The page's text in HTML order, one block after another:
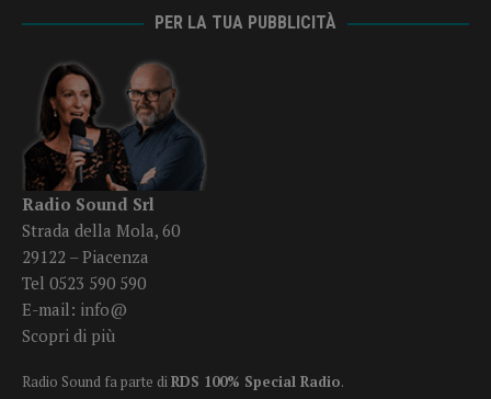
PER LA TUA PUBBLICITÀ
Radio Sound Srl
Strada della Mola, 60
29122 – Piacenza
Tel 0523 590 590
E-mail: info@
Scopri di più
Radio Sound fa parte diRDS 100% Special Radio.